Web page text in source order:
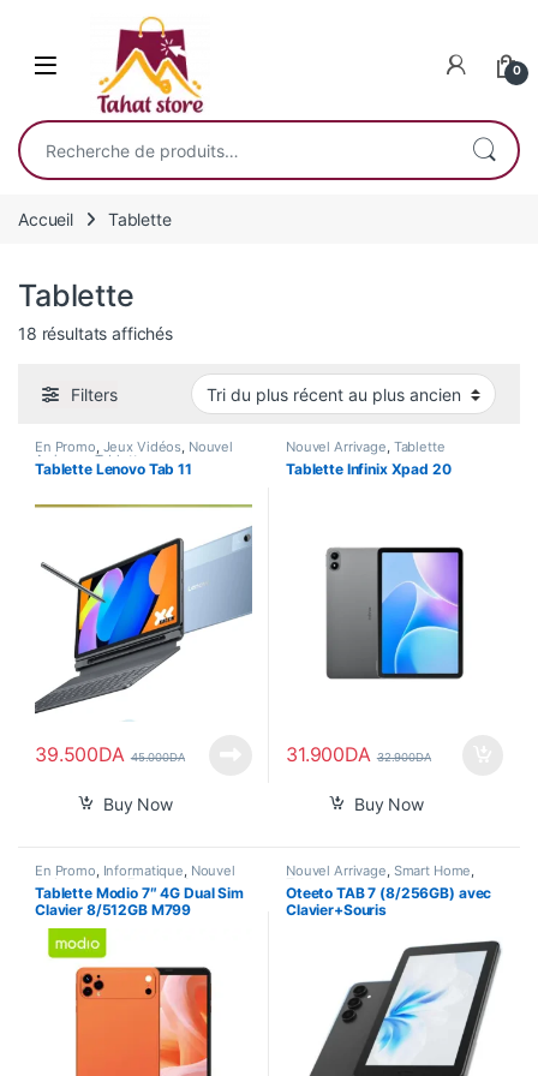
0
Recherche pour :
Accueil Tablette
Tablette
18 résultats affichésTrié du plus récent au plus ancien
Filters
En Promo, Jeux Vidéos, Nouvel
Arrivage Tablette
Tablette Lenovo Tab 11
39.500DA 45.000DA
Buy Now
Nouvel Arrivage, Tablette
Tablette Infinix Xpad 20
31.900DA 32.900DA
Buy Now
En Promo, Informatique, Nouvel
Arrivage Pour Femme, Smart
Home,Tablette
Tablette Modio 7″ 4G Dual Sim
Clavier 8/512GB M799
Nouvel Arrivage, Smart Home,
Tablette
Oteeto TAB 7 (8/256GB) avec
Clavier+Souris